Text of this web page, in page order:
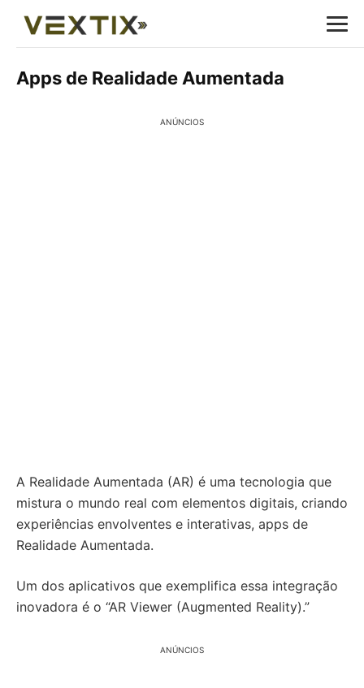
Apps de Realidade Aumentada
ANÚNCIOS
A Realidade Aumentada (AR) é uma tecnologia que
mistura o mundo real com elementos digitais, criando
experiências envolventes e interativas, apps de
Realidade Aumentada.
Um dos aplicativos que exemplifica essa integração
inovadora é o “AR Viewer (Augmented Reality).”
ANÚNCIOS